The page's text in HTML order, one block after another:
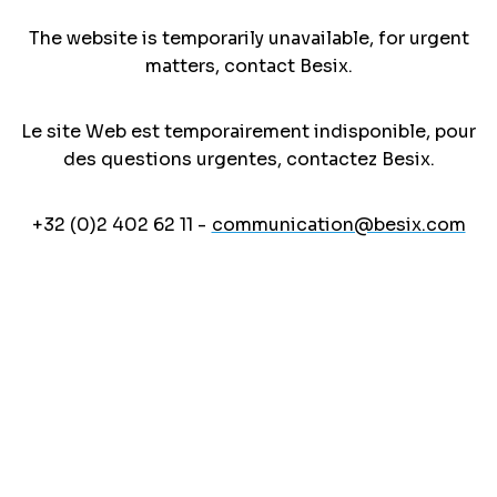
The website is temporarily unavailable, for urgent
matters, contact Besix.
Le site Web est temporairement indisponible, pour
des questions urgentes, contactez Besix.
+32 (0)2 402 62 11 - communication@besix.com